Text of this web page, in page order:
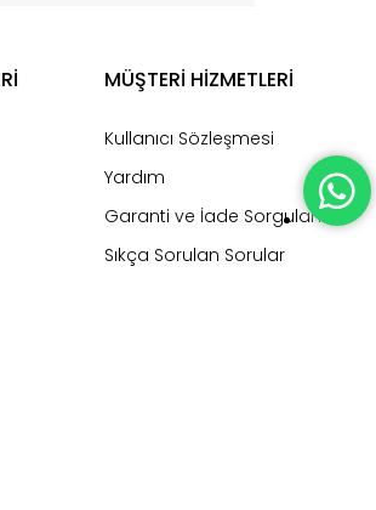
MÜŞTERİ HİZMETLERİ
Kullanıcı Sözleşmesi
Yardım
Garanti ve İade Sorgulama
Sıkça Sorulan Sorular